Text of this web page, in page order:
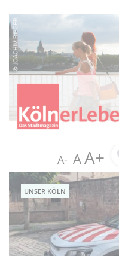
A- AA+
UNSER KÖLN